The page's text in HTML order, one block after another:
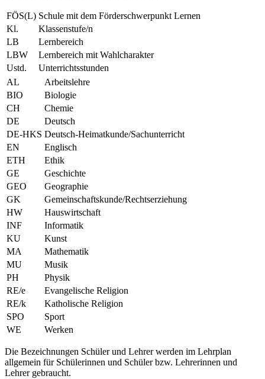
FÖS(L) Schule mit dem Förderschwerpunkt Lernen
Kl.
Klassenstufe/n
LB
Lernbereich
LBW
Lernbereich mit Wahlcharakter
Ustd.
Unterrichtsstunden
AL
Arbeitslehre
BIO
Biologie
CH
Chemie
DE
Deutsch
DE-HKS Deutsch-Heimatkunde/Sachunterricht
EN
Englisch
ETH
Ethik
GE
Geschichte
GEO
Geographie
GK
Gemeinschaftskunde/Rechtserziehung
HW
Hauswirtschaft
INF
Informatik
KU
Kunst
MA
Mathematik
MU
Musik
PH
Physik
RE/e
Evangelische Religion
RE/k
Katholische Religion
SPO
Sport
WE
Werken
Die Bezeichnungen Schüler und Lehrer werden im Lehrplan
allgemein für Schülerinnen und Schüler bzw. Lehrerinnen und
Lehrer gebraucht.